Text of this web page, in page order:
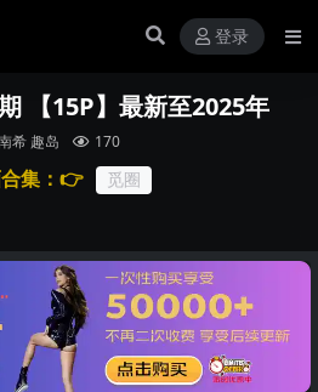
登录
【15P】最新至2025年
希 趣岛 170
集：👉 觅圈